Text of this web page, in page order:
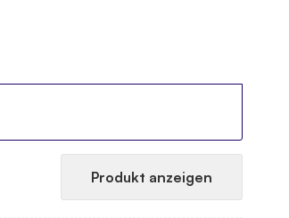
Produkt anzeigen